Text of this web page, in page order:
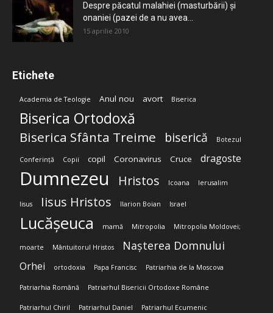
Despre păcatul malahiei (masturbării) şi
onaniei (pazei de a nu avea...
15 aprilie 2010
Etichete
Academia de Teologie Anul nou avort Biserica
Biserica Ortodoxă
Biserica Sfânta Treime biserică Botezul
Conferință Copii copil Coronavirus Cruce dragoste
Dumnezeu Hristos Icoana Ierusalim
Iisus Iisus Hristos Ilarion Boian Israel
Lucășeuca mamă Mitropolia Mitropolia Moldovei;
moarte Mântuitorul Hristos Nașterea Domnului
Orhei ortodoxia Papa Francisc Patriarhia de la Moscova
Patriarhia Română Patriarhul Bisericii Ortodoxe Române
Patriarhul Chiril Patriarhul Daniel Patriarhul Ecumenic